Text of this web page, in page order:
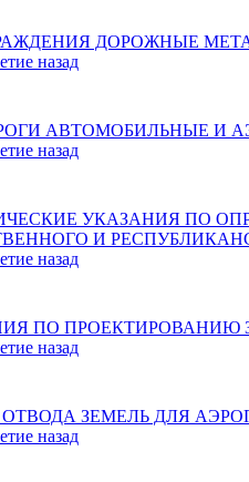
ДОРОЖНЫЕ
назад
АВТОМОБИЛЬНЫЕ
назад
УКАЗАНИЯ ПО
И
назад
ПО
назад
ОТВОДА ЗЕМЕЛЬ ДЛЯ
назад